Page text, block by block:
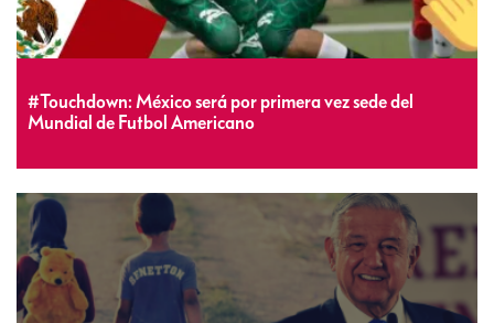
#Touchdown: México será por primera vez sede del
Mundial de Futbol Americano